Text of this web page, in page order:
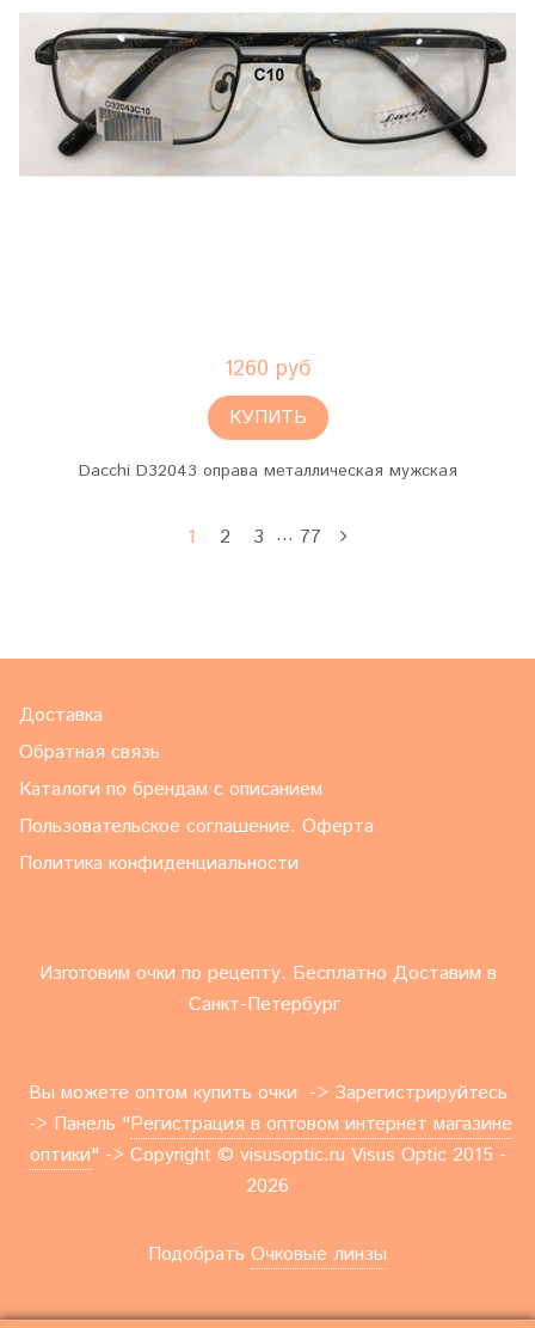
1260 руб
КУПИТЬ
Dacchi D32043 оправа металлическая мужская
1 2 3 … 77
Доставка
Обратная связь
Каталоги по брендам с описанием
Пользовательское соглашение. Оферта
Политика конфиденциальности
Изготовим очки по рецепту. Бесплатно Доставим в
Санкт-Петербург
Вы можете оптом купить очки -> Зарегистрируйтесь
-> Панель "Регистрация в оптовом интернет магазине
оптики" -> Copyright © visusoptic.ru Visus Optic 2015 -
2026
Подобрать Очковые линзы